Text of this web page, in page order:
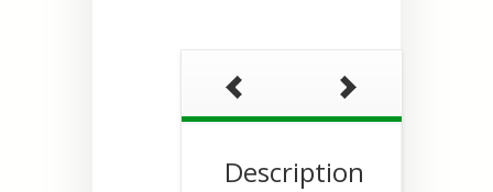
Description